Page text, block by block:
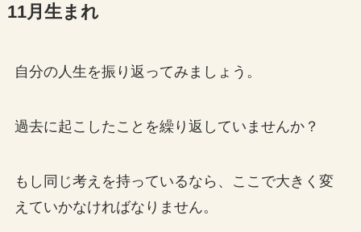
11月生まれ
自分の人生を振り返ってみましょう。
過去に起こしたことを繰り返していませんか？
もし同じ考えを持っているなら、ここで大きく変
えていかなければなりません。